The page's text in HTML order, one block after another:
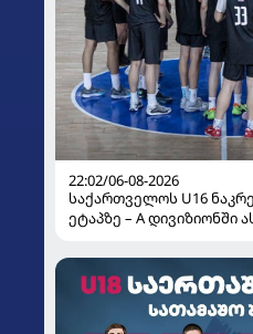
22:02/06-08-2026
საქართველოს U16
ეტაპზე – A დივიზიონში